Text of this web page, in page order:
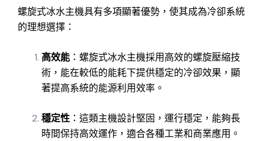
螺旋式冰水主機具有多項顯著優勢，使其成為冷卻系統
的理想選擇：
高效能 ：螺旋式冰水主機採用高效的螺旋壓縮技
術，能在較低的能耗下提供穩定的冷卻效果，顯
著提高系統的能源利用效率。
穩定性 ：這類主機設計堅固，運行穩定，能夠長
時間保持高效運作，適合各種工業和商業應用。